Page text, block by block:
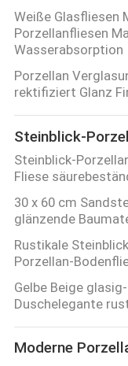
KONTAKT
MIT
UNS
BITTE UM
EIN
ANGEBOT
SITEMAP
Weiße Glasfliesen
Porzellanfliesen
Wasserabsorption
Porzellan
rektifiziert Glanz
Steinblick-
Steinblick-
Fliese
30 x 60 cm
glänzende
Rustikale
Porzellan-
Gelbe Beige
Duschelegante
Moderne